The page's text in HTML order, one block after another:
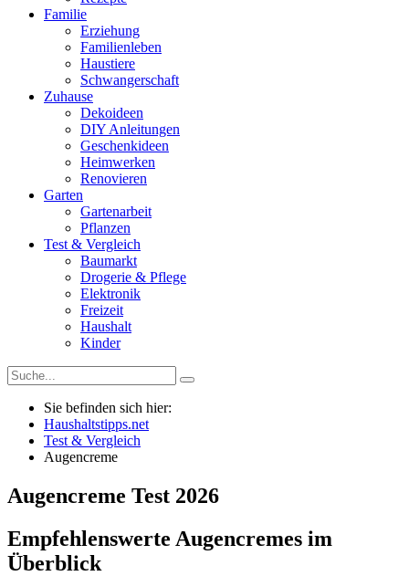
Familie
Erziehung
Familienleben
Haustiere
Schwangerschaft
Zuhause
Dekoideen
DIY Anleitungen
Geschenkideen
Heimwerken
Renovieren
Garten
Gartenarbeit
Pflanzen
Test & Vergleich
Baumarkt
Drogerie & Pflege
Elektronik
Freizeit
Haushalt
Kinder
Sie befinden sich hier:
Haushaltstipps.net
Test & Vergleich
Augencreme
Augencreme Test 2026
Empfehlenswerte Augencremes im
Überblick